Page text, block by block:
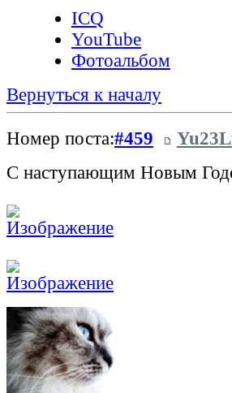
ICQ
YouTube
Фотоальбом
Вернуться к началу
Номер поста:#459
С наступающим Новым